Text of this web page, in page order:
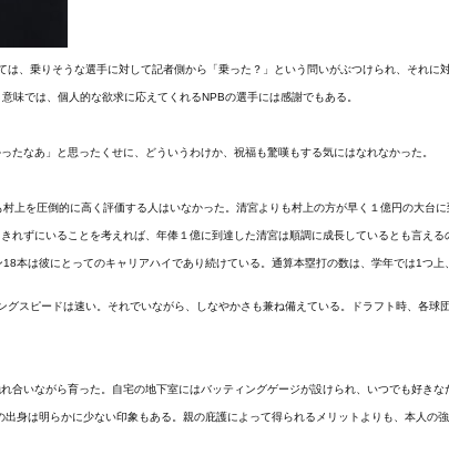
乗りそうな選手に対して記者側から「乗った？」という問いがぶつけられ、それ
では、個人的な欲求に応えてくれるNPBの選手には感謝でもある。
なあ」と思ったくせに、どういうわけか、祝福も驚嘆もする気にはなれなかった。
圧倒的に高く評価する人はいなかった。清宮よりも村上の方が早く１億円の大
ずにいることを考えれば、年俸１億に到達した清宮は順調に成長しているとも言え
彼にとってのキャリアハイであり続けている。通算本塁打の数は、学年では1
スピードは速い。それでいながら、しなやかさも兼ね備えている。ドラフト時、各
ながら育った。自宅の地下室にはバッティングゲージが設けられ、いつでも好
は明らかに少ない印象もある。親の庇護によって得られるメリットよりも、本人の